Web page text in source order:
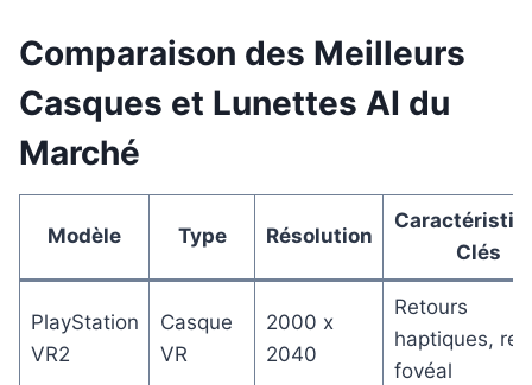
Comparaison des Meilleurs
Casques et Lunettes AI du
Marché
Modèle Type Résolution
Clés
PlayStation
VR2
Casque
VR
2000 x
2040
Retours
haptiques,
fovéal